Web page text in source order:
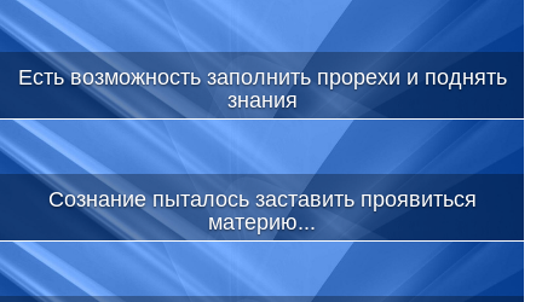
Есть возможность заполнить прорехи и поднять
знания
Сознание пыталось заставить проявиться
материю...